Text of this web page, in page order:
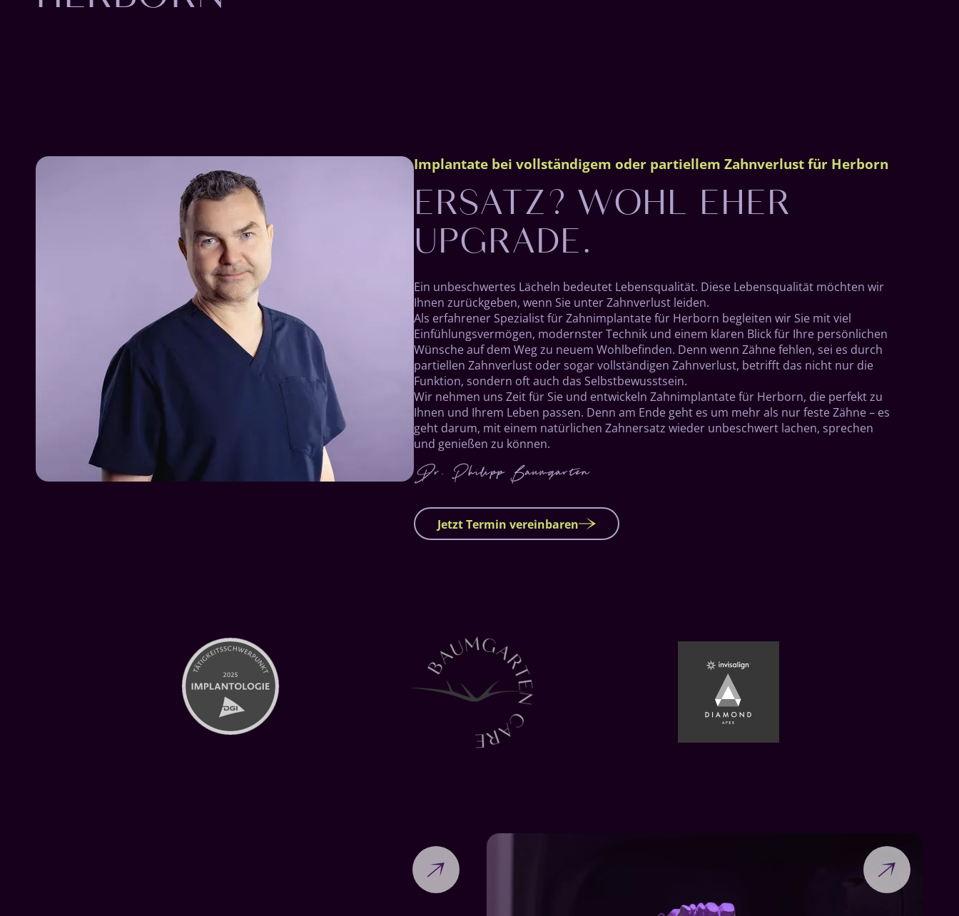
Implantate bei vollständigem oder partiellem Zahnverlust für Herborn
ERSATZ? WOHL EHER
UPGRADE.
Ein unbeschwertes Lächeln bedeutet Lebensqualität. Diese Lebensqualität möchten wir
Ihnen zurückgeben, wenn Sie unter Zahnverlust leiden.
Als erfahrener Spezialist für Zahnimplantate für Herborn begleiten wir Sie mit viel
Einfühlungsvermögen, modernster Technik und einem klaren Blick für Ihre persönlichen
Wünsche auf dem Weg zu neuem Wohlbefinden. Denn wenn Zähne fehlen, sei es durch
partiellen Zahnverlust oder sogar vollständigen Zahnverlust, betrifft das nicht nur die
Funktion, sondern oft auch das Selbstbewusstsein.
Wir nehmen uns Zeit für Sie und entwickeln Zahnimplantate für Herborn, die perfekt zu
Ihnen und Ihrem Leben passen. Denn am Ende geht es um mehr als nur feste Zähne – es
geht darum, mit einem natürlichen Zahnersatz wieder unbeschwert lachen, sprechen
und genießen zu können.
Jetzt Termin vereinbaren